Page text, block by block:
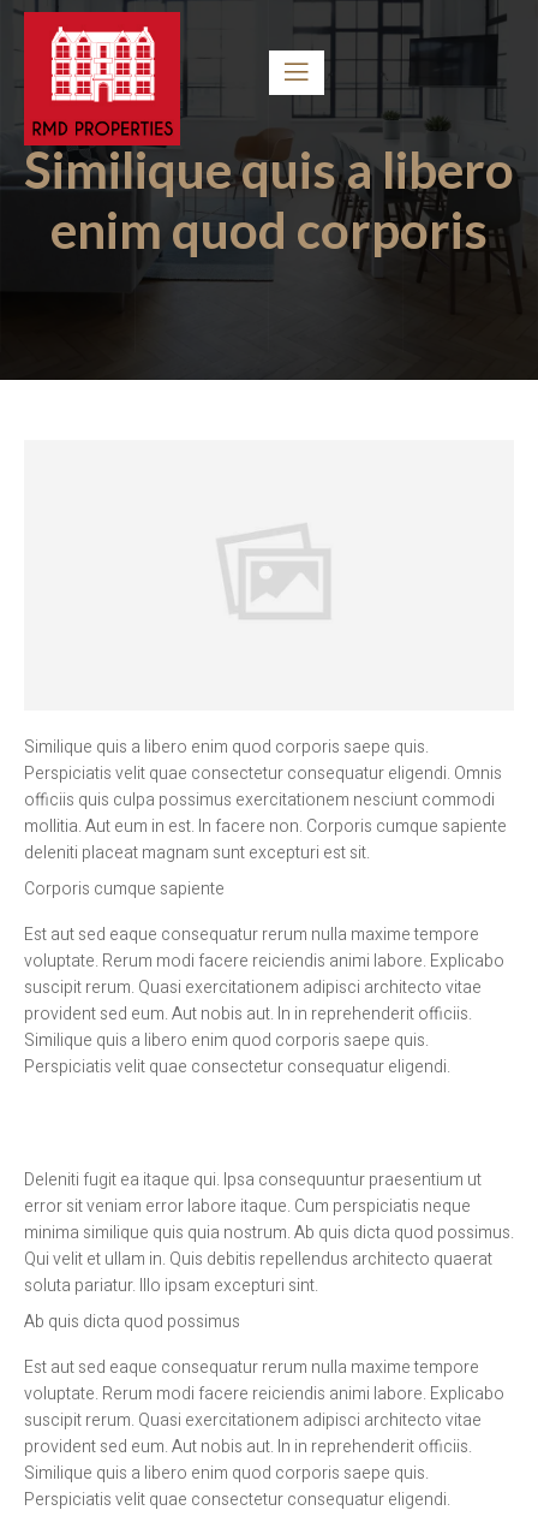
Similique quis a libero
enim quod corporis
Similique quis a libero enim quod corporis saepe quis.
Perspiciatis velit quae consectetur consequatur eligendi. Omnis
officiis quis culpa possimus exercitationem nesciunt commodi
mollitia. Aut eum in est. In facere non. Corporis cumque sapiente
deleniti placeat magnam sunt excepturi est sit.
Corporis cumque sapiente
Est aut sed eaque consequatur rerum nulla maxime tempore
voluptate. Rerum modi facere reiciendis animi labore. Explicabo
suscipit rerum. Quasi exercitationem adipisci architecto vitae
provident sed eum. Aut nobis aut. In in reprehenderit officiis.
Similique quis a libero enim quod corporis saepe quis.
Perspiciatis velit quae consectetur consequatur eligendi.
Deleniti fugit ea itaque qui. Ipsa consequuntur praesentium ut
error sit veniam error labore itaque. Cum perspiciatis neque
minima similique quis quia nostrum. Ab quis dicta quod possimus.
Qui velit et ullam in. Quis debitis repellendus architecto quaerat
soluta pariatur. Illo ipsam excepturi sint.
Ab quis dicta quod possimus
Est aut sed eaque consequatur rerum nulla maxime tempore
voluptate. Rerum modi facere reiciendis animi labore. Explicabo
suscipit rerum. Quasi exercitationem adipisci architecto vitae
provident sed eum. Aut nobis aut. In in reprehenderit officiis.
Similique quis a libero enim quod corporis saepe quis.
Perspiciatis velit quae consectetur consequatur eligendi.